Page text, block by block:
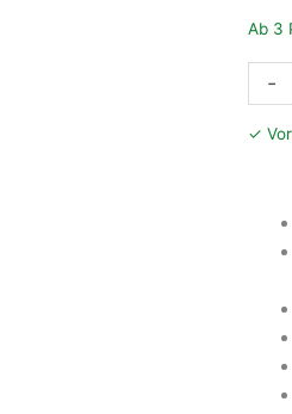
Ab 3
-
260
(100
Stück)
✓